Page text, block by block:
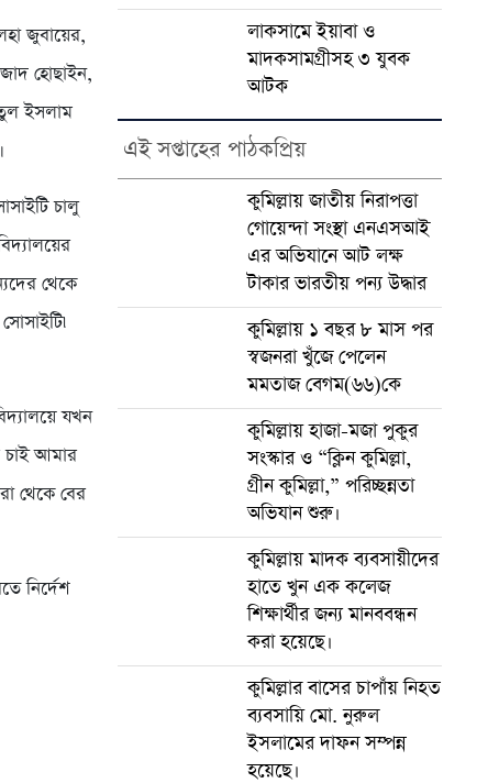
জুবায়ের,
হোছাইন,
ইসলাম
চালু
থেকে
যখন
চাই আমার
থেকে বের
নির্দেশ
লাকসামে ইয়াবা ও
মাদকসামগ্রীসহ ৩ যুবক
আটক
এই সপ্তাহের পাঠকপ্রিয়
কুমিল্লায় জাতীয় নিরাপত্তা
গোয়েন্দা সংস্থা এনএসআই
এর অভিযানে আট লক্ষ
টাকার ভারতীয় পন্য উদ্ধার
কুমিল্লায় ১ বছর ৮ মাস পর
স্বজনরা খুঁজে পেলেন
মমতাজ বেগম(৬৬)কে
কুমিল্লায় হাজা-মজা পুকুর
সংস্কার ও “ক্লিন কুমিল্লা,
গ্রীন কুমিল্লা,” পরিচ্ছন্নতা
অভিযান শুরু।
কুমিল্লায় মাদক ব্যবসায়ীদের
হাতে খুন এক কলেজ
শিক্ষার্থীর জন্য মানববন্ধন
করা হয়েছে।
কুমিল্লার বাসের চাপাঁয় নিহত
ব্যবসায়ি মো. নুরুল
ইসলামের দাফন সম্পন্ন
হয়েছে।